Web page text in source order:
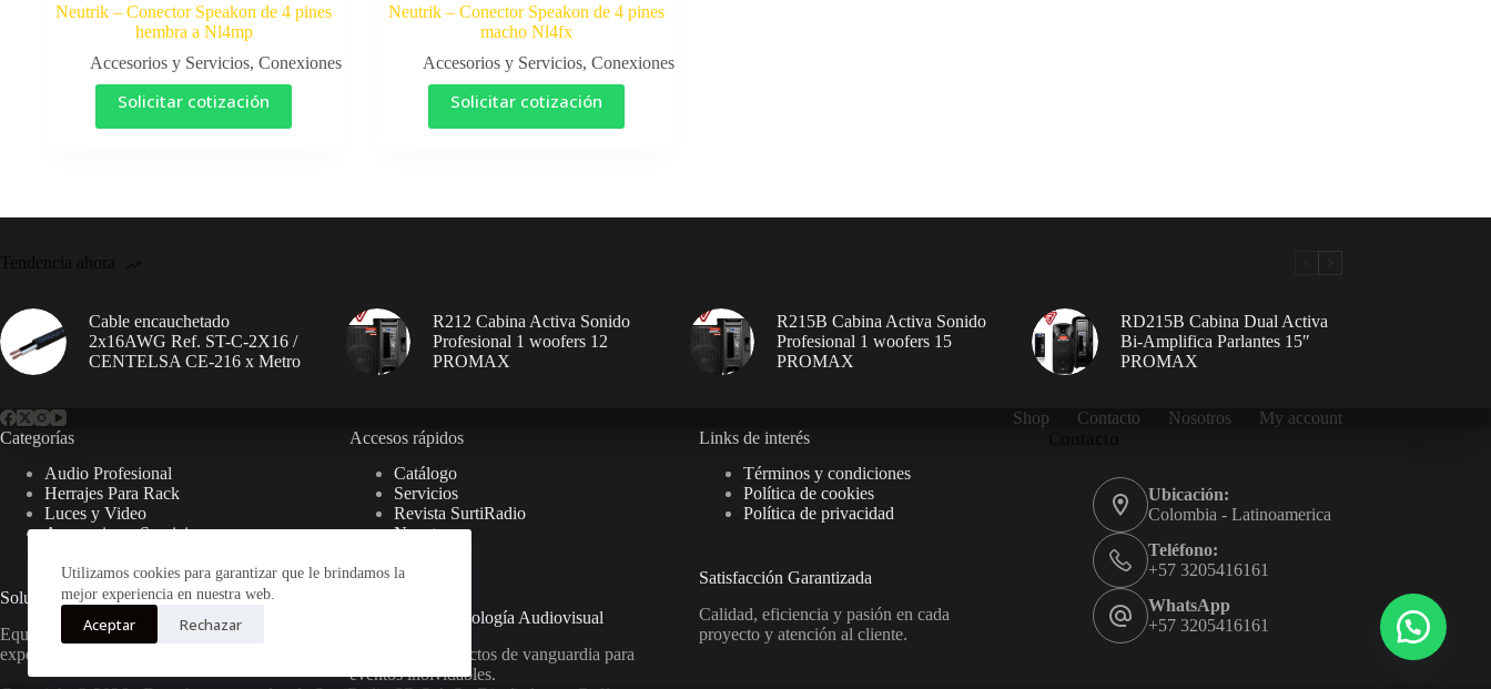
Utilizamos cookies para garantizar que le brindamos la
mejor experiencia en nuestra web.
Aceptar Rechazar
Neutrik – Conector Speakon de 4 pines
hembra a Nl4mp
Accesorios y Servicios,Conexiones
Solicitar cotización
Neutrik – Conector Speakon de 4 pines
macho Nl4fx
Accesorios y Servicios,Conexiones
Solicitar cotización
Tendencia ahora
Cable encauchetado
2x16AWG Ref. ST-C-2X16 /
CENTELSA CE-216 x Metro
R212 Cabina Activa Sonido
Profesional 1 woofers 12
PROMAX
R215B Cabina Activa Sonido
Profesional 1 woofers 15
PROMAX
RD215B Cabina Dual Activa
Bi-Amplifica Parlantes 15″
PROMAX
Shop Contacto Nosotros
My account
Categorías
Audio Profesional
Herrajes Para Rack
Luces y Video
Accesorios y Servicios
Soluciones de Sonido Integral
Equipos y servicios profesionales para
experiencias auditivas excepcionales.
Accesos rápidos
Catálogo
Servicios
Revista SurtiRadio
Nosotros
Expertos en Tecnología Audiovisual
Asesoría y productos de vanguardia para
eventos inolvidables.
Links de interés
Términos y condiciones
Política de cookies
Política de privacidad
Satisfacción Garantizada
Calidad, eficiencia y pasión en cada
proyecto y atención al cliente.
Ubicación:
Colombia - Latinoamerica
Teléfono:
+57 3205416161
WhatsApp
+57 3205416161